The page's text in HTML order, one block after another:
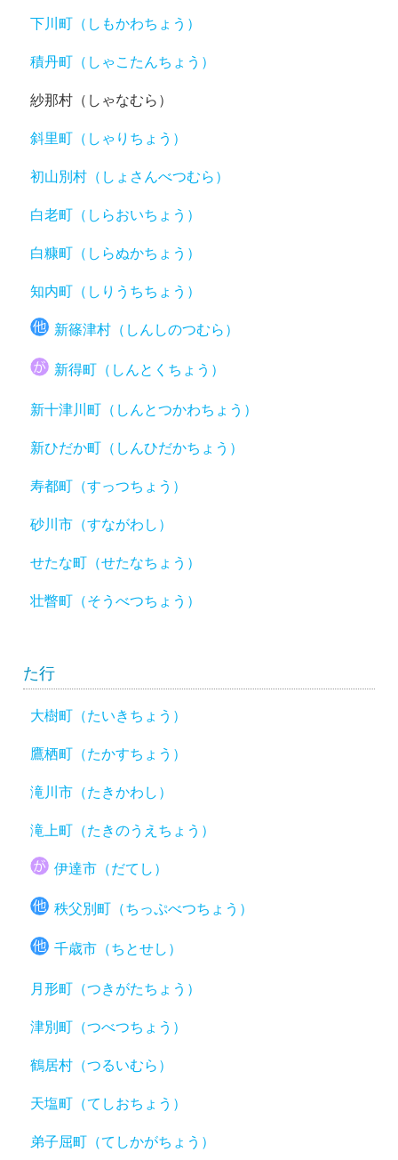
下川町（しもかわちょう）
積丹町（しゃこたんちょう）
紗那村（しゃなむら）
斜里町（しゃりちょう）
初山別村（しょさんべつむら）
白老町（しらおいちょう）
白糠町（しらぬかちょう）
知内町（しりうちちょう）
新篠津村（しんしのつむら）
新得町（しんとくちょう）
新十津川町（しんとつかわちょう）
新ひだか町（しんひだかちょう）
寿都町（すっつちょう）
砂川市（すながわし）
せたな町（せたなちょう）
壮瞥町（そうべつちょう）
た行
大樹町（たいきちょう）
鷹栖町（たかすちょう）
滝川市（たきかわし）
滝上町（たきのうえちょう）
伊達市（だてし）
秩父別町（ちっぷべつちょう）
千歳市（ちとせし）
月形町（つきがたちょう）
津別町（つべつちょう）
鶴居村（つるいむら）
天塩町（てしおちょう）
弟子屈町（てしかがちょう）